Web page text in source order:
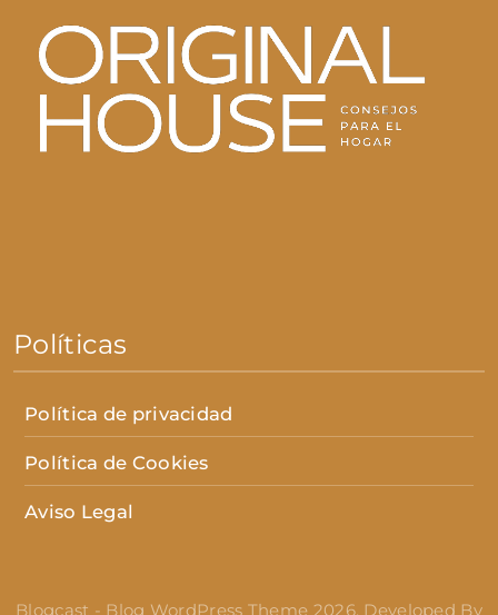
Políticas
Política de privacidad
Política de Cookies
Aviso Legal
Blogcast - Blog WordPress Theme 2026. Developed By